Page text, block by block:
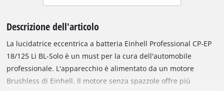
Descrizione dell'articolo
La lucidatrice eccentrica a batteria Einhell Professional CP-EP
18/125 Li BL-Solo è un must per la cura dell'automobile
professionale. L'apparecchio è alimentato da un motore
Brushless di Einhell. Il motore senza spazzole offre più